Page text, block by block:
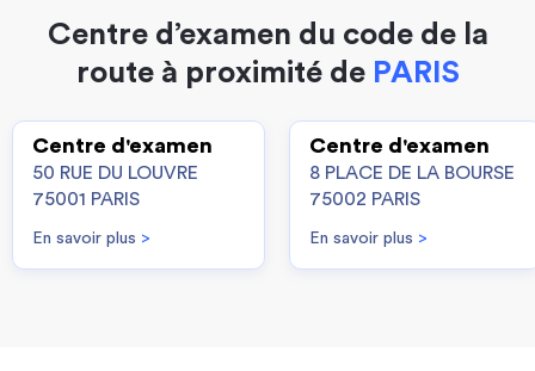
Centre d’examen du code de la
route à proximité de PARIS
Centre d'examen
50 RUE DU LOUVRE
75001 PARIS
En savoir plus >
Centre d'examen
8 PLACE DE LA BOURSE
75002 PARIS
En savoir plus >